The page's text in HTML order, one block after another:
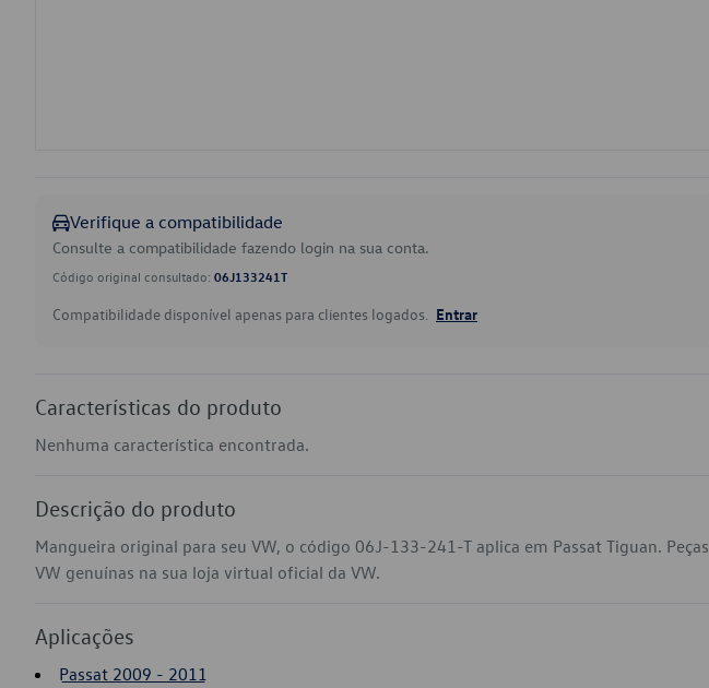
Verifique a compatibilidade
Consulte a compatibilidade fazendo login na sua conta.
Código original consultado: 06J133241T
Compatibilidade disponível apenas para clientes logados. Entrar
Características do produto
Nenhuma característica encontrada.
Descrição do produto
Mangueira original para seu VW, o código 06J-133-241-T aplica em Passat Tiguan. Peças
VW genuínas na sua loja virtual oficial da VW.
Aplicações
Passat 2009 - 2011